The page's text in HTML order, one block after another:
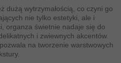
dużą wytrzymałością, co czyni go
nie tylko estetyki, ale i
organza świetnie nadaje się do
i zwiewnych akcentów.
na tworzenie warstwowych